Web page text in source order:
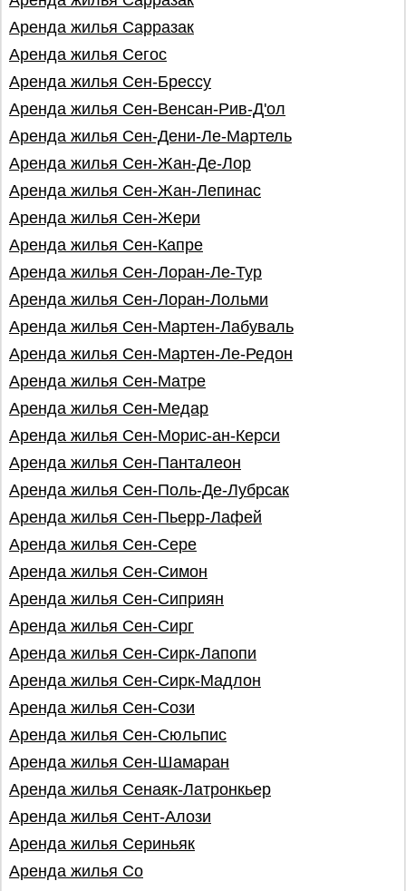
Аренда жилья Сарразак
Аренда жилья Сегос
Аренда жилья Сен-Брессу
Аренда жилья Сен-Венсан-Рив-Д'ол
Аренда жилья Сен-Дени-Ле-Мартель
Аренда жилья Сен-Жан-Де-Лор
Аренда жилья Сен-Жан-Лепинас
Аренда жилья Сен-Жери
Аренда жилья Сен-Капре
Аренда жилья Сен-Лоран-Ле-Тур
Аренда жилья Сен-Лоран-Лольми
Аренда жилья Сен-Мартен-Лабуваль
Аренда жилья Сен-Мартен-Ле-Редон
Аренда жилья Сен-Матре
Аренда жилья Сен-Медар
Аренда жилья Сен-Морис-ан-Керси
Аренда жилья Сен-Панталеон
Аренда жилья Сен-Поль-Де-Лубрсак
Аренда жилья Сен-Пьерр-Лафей
Аренда жилья Сен-Сере
Аренда жилья Сен-Симон
Аренда жилья Сен-Сиприян
Аренда жилья Сен-Сирг
Аренда жилья Сен-Сирк-Лапопи
Аренда жилья Сен-Сирк-Мадлон
Аренда жилья Сен-Сози
Аренда жилья Сен-Сюльпис
Аренда жилья Сен-Шамаран
Аренда жилья Сенаяк-Латронкьер
Аренда жилья Сент-Алози
Аренда жилья Сериньяк
Аренда жилья Со